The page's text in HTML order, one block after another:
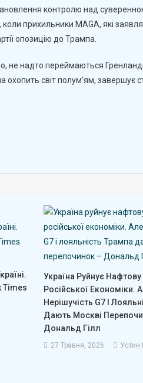
контролю над
коли прихильники MAGA, які
опозицію до Трампа.
не надто переймаються
охопить світ полум’ям, завершує
Times
Україна Руйнує
Російської Економіки.
Нерішучість G7 І
Дають Москві
Дональд Гілл
27 Травня, 2026 Устин